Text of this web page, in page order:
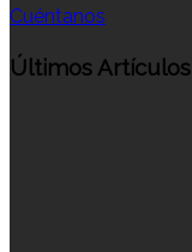
Cuéntanos
Últimos Artículos